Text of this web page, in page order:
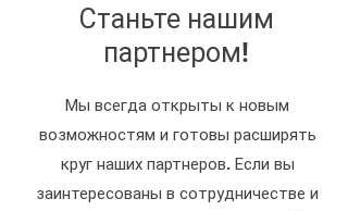
Станьте нашим
партнером!
Мы всегда открыты к новым
возможностям и готовы расширять
круг наших партнеров. Если вы
заинтересованы в сотрудничестве и